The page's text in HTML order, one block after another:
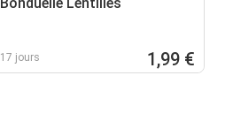
17 jours 1,99 €